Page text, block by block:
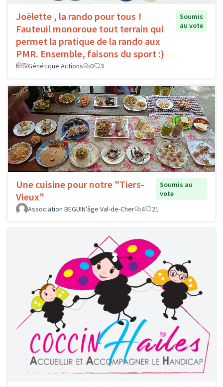
Joëlette , la rando pour tous !
Fauteuil monoroue tout terrain qui
permet la pratique de la rando aux
PMR. Ensemble, faisons du sport :)
Soumis
au vote
Génétique Actions 0 3
Une cuisine pour notre "Tiers-
Vieux"
Soumis au
vote
Association BEGUIN'âge Val-de-Cher
4 21